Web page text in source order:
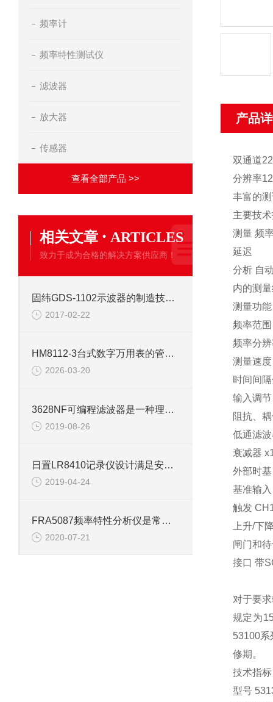
频率计
频率特性测试仪
滤波器
放大器
传感器
查看全部产品 >>
相关文章 · ARTICLES
致力于成为合格的解决方案供应商！
固纬GDS-1102示波器的制造技术愈发成熟
2017-02-22
HM8112-3台式数字万用表的管理与使用意义
2026-03-20
3628NF可编程滤波器是一种理想的补偿谐波装置
2019-08-26
日置LR8410记录仪设计满足安全标准要求
2019-04-24
FRA5087频率特性分析仪是常用的电子测量仪器
2020-07-21
产品
双通道
分辨率
丰富的
主要技
测量 频
延迟
分析 自
内的测
测量功能
频率范
频率分
测量速
时间间
输入调
阻抗、
低通滤
衰减器
外部时基
基准输
触发
上升/下
闸门和
接口 带
对于要
规定为
53100系
修期。
技术指标
型号